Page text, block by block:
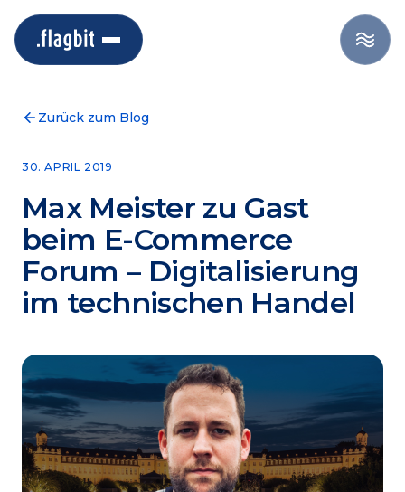
Zurück zum Blog
30. APRIL 2019
Max Meister zu Gast
beim E-Commerce
Forum – Digitalisierung
im technischen Handel